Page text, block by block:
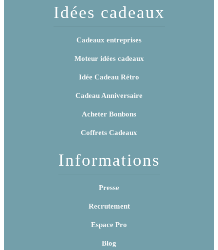
Idées cadeaux
Cadeaux entreprises
Moteur idées cadeaux
Idée Cadeau Rétro
Cadeau Anniversaire
Acheter Bonbons
Coffrets Cadeaux
Informations
Presse
Recrutement
Espace Pro
Blog